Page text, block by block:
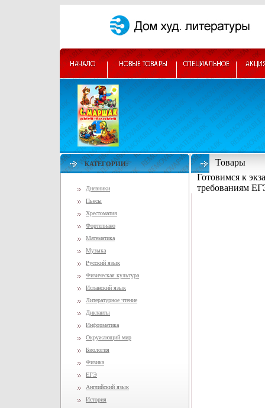
КАТЕГОРИИ:
Дневники
Пьесы
Хрестоматия
Фортепиано
Математика
Музыка
Русский язык
Физическая культура
Испанский язык
Литературное чтение
Диктанты
Информатика
Окружающий мир
Биология
Физика
ЕГЭ
Английский язык
История
Товары
Готовимся к
требованиям